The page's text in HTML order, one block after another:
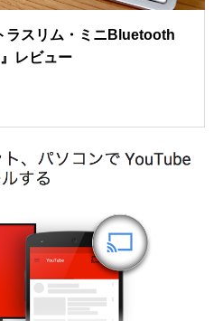
ラスリム・ミニBluetooth
レビュー